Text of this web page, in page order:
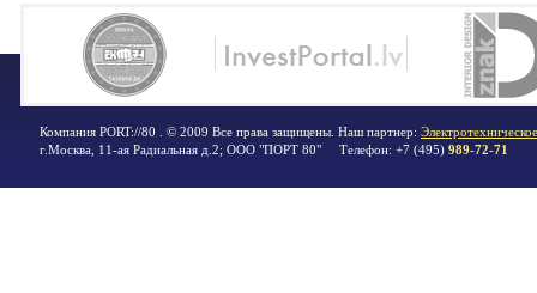
Компания PORT://80 . © 2009 Все права защищены. Наш партнер:
г.Москва 11-ая Радиальная д.2; ООО "ПОРТ 80" Телефон: +7 (495) 989-72-71